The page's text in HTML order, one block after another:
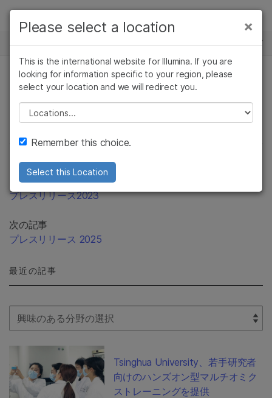
Skip to content
ソリューション
ラーニング
企業情報
サポート
お気に入りの分野を選択
プレスリリース
以前の記事
プレスリリース2023
次の記事
プレスリリース 2025
最近の記事
Select Filter
Tsinghua University、若手研究者
向けのハンズオン型マルチオミク
ストレーニングを提供
×
Please select a location
This is the international website for Illumina. If you are
looking for information specific to your region, please
select your location and we will redirect you.
Please select a location
Remember this choice.
Select this Location
×
がん研究
微生物研究
農学研究
複雑な疾患
臨床オンコロジー
生殖医学
患研究